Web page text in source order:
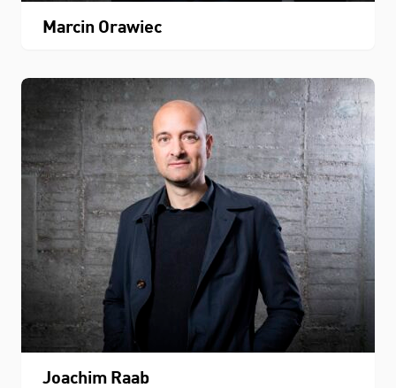
Marcin Orawiec
Joachim Raab